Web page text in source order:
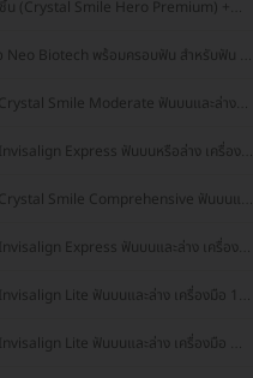
ชิ้น (Crystal Smile Hero Premium) +
Neo Biotech พร้อมครอบฟัน สำหรับฟัน 1
Smile Moderate ฟันบนและล่าง
Express ฟันบนหรือล่าง เครื่องมือ
Smile Comprehensive ฟันบนและ
Express ฟันบนและล่าง เครื่องมือ
Lite ฟันบนและล่าง เครื่องมือ 14
Lite ฟันบนและล่าง เครื่องมือ 28